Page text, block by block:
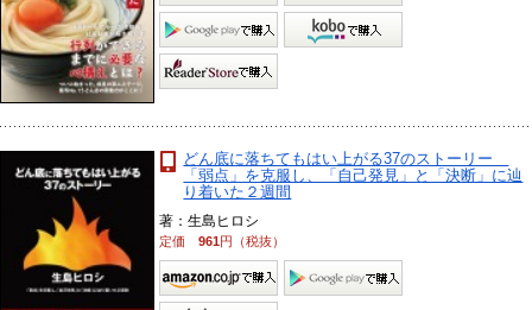
どん底に落ちてもはい上がる37のストーリー
「弱点」を克服し、「自己発見」と「決断」に辿
り着いた２週間
著：生島ヒロシ
定価961円（税抜）